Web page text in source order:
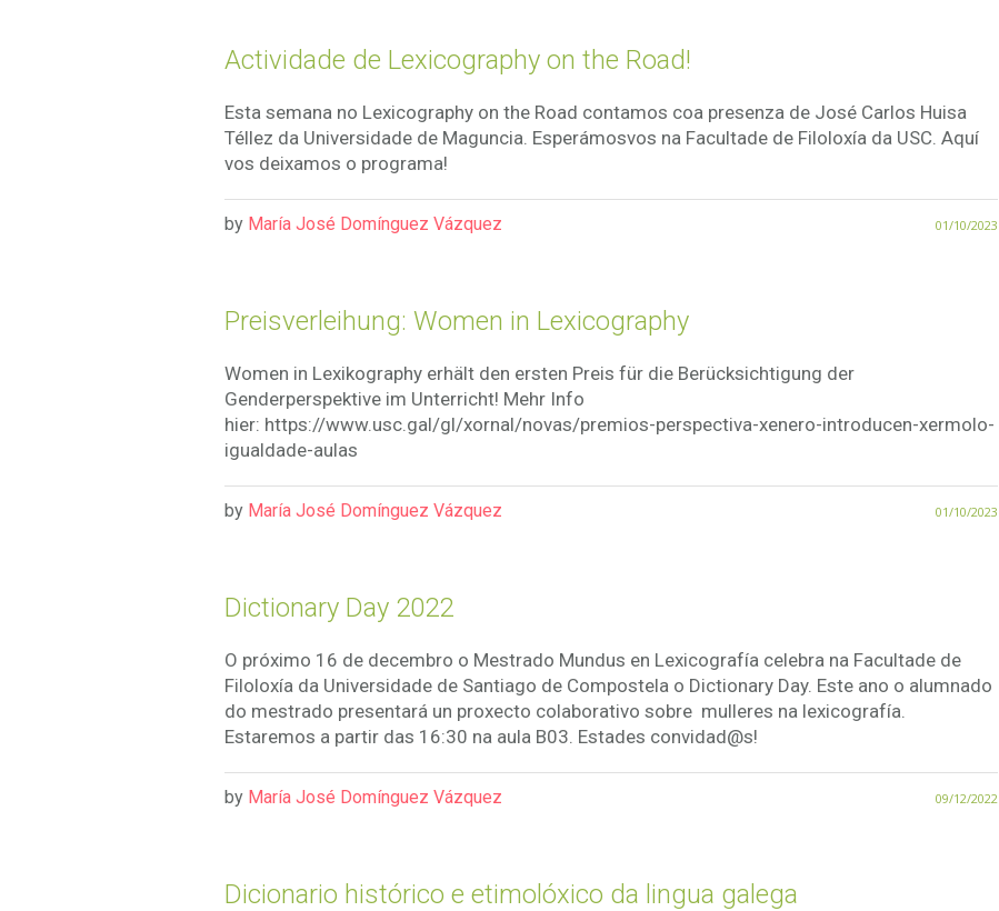
Actividade de Lexicography on the Road!
Esta semana no Lexicography on the Road contamos coa presenza de José Carlos Huisa
Téllez da Universidade de Maguncia. Esperámosvos na Facultade de Filoloxía da USC. Aquí
vos deixamos o programa!
01/10/2023
by María José Domínguez Vázquez
Preisverleihung: Women in Lexicography
Women in Lexikography erhält den ersten Preis für die Berücksichtigung der
Genderperspektive im Unterricht! Mehr Info
hier: https://www.usc.gal/gl/xornal/novas/premios-perspectiva-xenero-introducen-xermolo-
igualdade-aulas
01/10/2023
by María José Domínguez Vázquez
Dictionary Day 2022
O próximo 16 de decembro o Mestrado Mundus en Lexicografía celebra na Facultade de
Filoloxía da Universidade de Santiago de Compostela o Dictionary Day. Este ano o alumnado
do mestrado presentará un proxecto colaborativo sobre mulleres na lexicografía.
Estaremos a partir das 16:30 na aula B03. Estades convidad@s!
09/12/2022
by María José Domínguez Vázquez
Dicionario histórico e etimolóxico da lingua galega